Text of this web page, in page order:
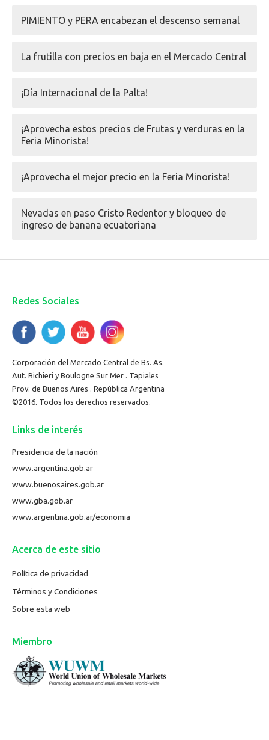
PIMIENTO y PERA encabezan el descenso semanal
La frutilla con precios en baja en el Mercado Central
¡Día Internacional de la Palta!
¡Aprovecha estos precios de Frutas y verduras en la
Feria Minorista!
¡Aprovecha el mejor precio en la Feria Minorista!
Nevadas en paso Cristo Redentor y bloqueo de
ingreso de banana ecuatoriana
Redes Sociales
Corporación del Mercado Central de Bs. As.
Aut. Richieri y Boulogne Sur Mer . Tapiales
Prov. de Buenos Aires . República Argentina
©2016. Todos los derechos reservados.
Links de interés
Presidencia de la nación
www.argentina.gob.ar
www.buenosaires.gob.ar
www.gba.gob.ar
www.argentina.gob.ar/economia
Acerca de este sitio
Política de privacidad
Términos y Condiciones
Sobre esta web
Miembro